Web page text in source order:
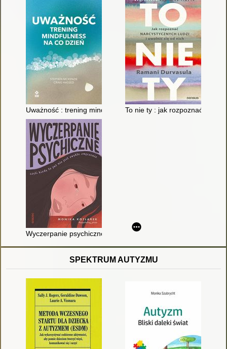
Uważność : trening mindfulness na co dzień
To nie ty : jak rozpoznać
Wyczerpanie psychiczne czyli Kiedy to już nie jest zwykłe
SPEKTRUM AUTYZMU